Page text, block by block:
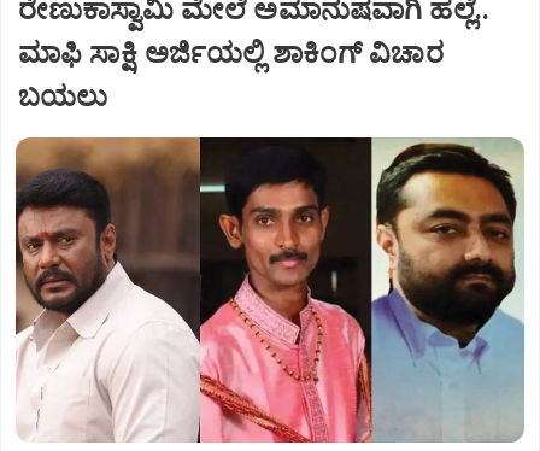
ರೇಣುಕಾಸ್ವಾಮಿ ಮೇಲೆ ಅಮಾನುಷವಾಗಿ ಹಲ್ಲೆ..
ಮಾಫಿ ಸಾಕ್ಷಿ ಅರ್ಜಿಯಲ್ಲಿ ಶಾಕಿಂಗ್‌ ವಿಚಾರ
ಬಯಲು